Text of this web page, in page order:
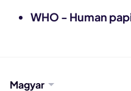
WHO - Human
Magyar